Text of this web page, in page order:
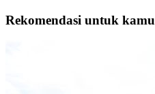
Rekomendasi untuk kamu